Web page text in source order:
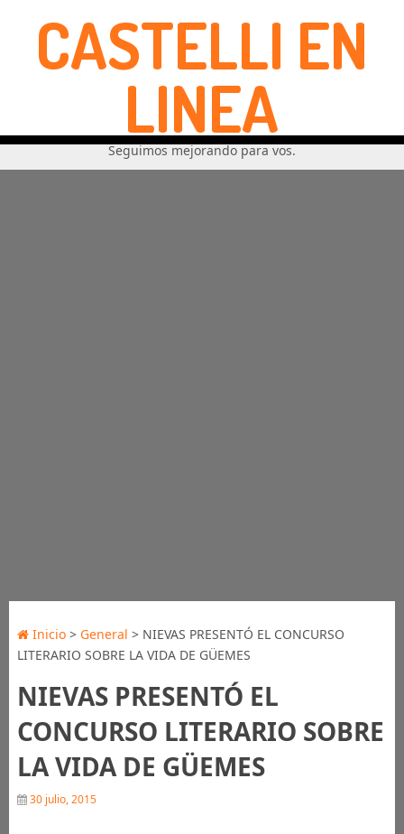
CASTELLI EN
LINEA
Seguimos mejorando para vos.
Inicio> General > NIEVAS PRESENTÓ EL CONCURSO
LITERARIO SOBRE LA VIDA DE GÜEMES
NIEVAS PRESENTÓ EL
CONCURSO LITERARIO SOBRE
LA VIDA DE GÜEMES
30 julio, 2015